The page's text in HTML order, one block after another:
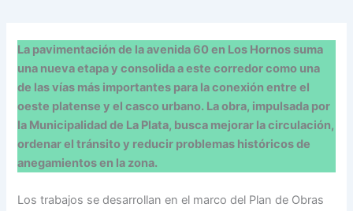
La pavimentación de la avenida 60 en Los Hornos suma
una nueva etapa y consolida a este corredor como una
de las vías más importantes para la conexión entre el
oeste platense y el casco urbano. La obra, impulsada por
la Municipalidad de La Plata, busca mejorar la circulación,
ordenar el tránsito y reducir problemas históricos de
anegamientos en la zona.
Los trabajos se desarrollan en el marco del Plan de Obras